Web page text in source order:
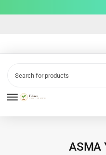
ASMA